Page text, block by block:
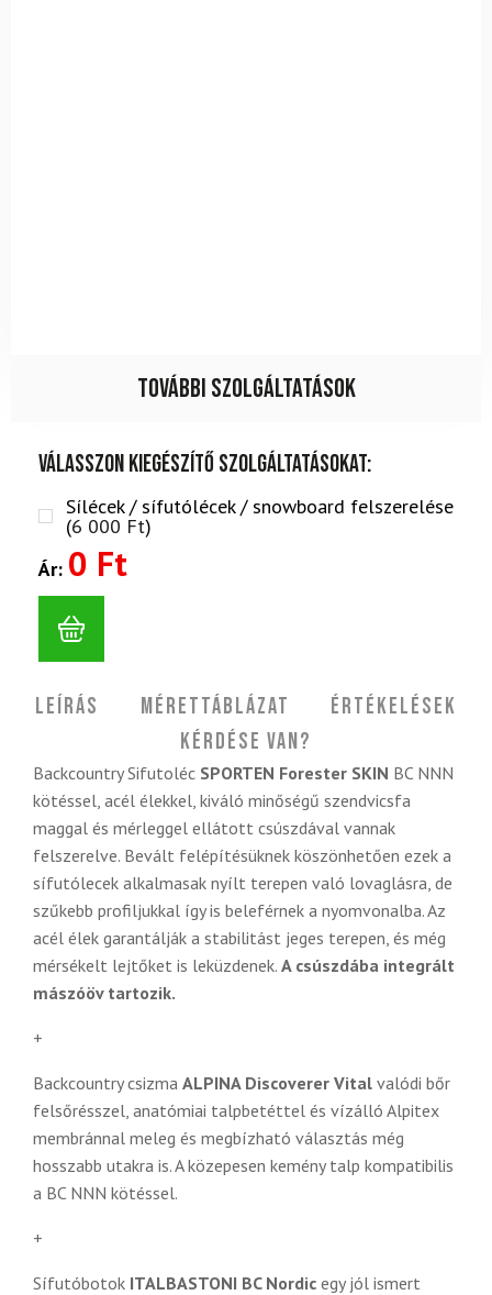
További szolgáltatások
Válasszon kiegészítő szolgáltatásokat:
Sílécek / sífutólécek / snowboard felszerelése
(6 000 Ft)
Ár: 0 Ft
Leírás Mérettáblázat
Értékelések
Kérdése van?
Backcountry Sifutoléc SPORTEN Forester SKIN BC NNN
kötéssel, acél élekkel, kiváló minőségű szendvicsfa
maggal és mérleggel ellátott csúszdával vannak
felszerelve. Bevált felépítésüknek köszönhetően ezek a
sífutólecek alkalmasak nyílt terepen való lovaglásra, de
szűkebb profiljukkal így is beleférnek a nyomvonalba. Az
acél élek garantálják a stabilitást jeges terepen, és még
mérsékelt lejtőket is leküzdenek. A csúszdába integrált
mászóöv tartozik.
+
Backcountry csizma ALPINA Discoverer Vital valódi bőr
felsőrésszel, anatómiai talpbetéttel és vízálló Alpitex
membránnal meleg és megbízható választás még
hosszabb utakra is. A közepesen kemény talp kompatibilis
a BC NNN kötéssel.
+
Sífutóbotok ITALBASTONI BC Nordic egy jól ismert